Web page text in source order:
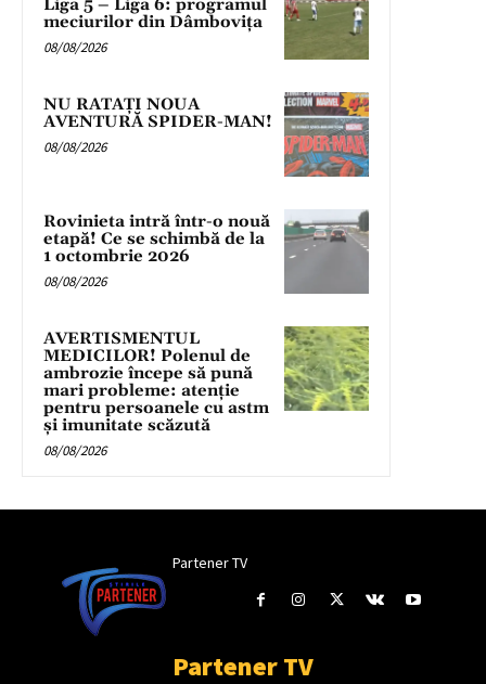
Liga 5 – Liga 6: programul
meciurilor din Dâmbovița
08/08/2026
NU RATAȚI NOUA
AVENTURĂ SPIDER-MAN!
08/08/2026
Rovinieta intră într-o nouă
etapă! Ce se schimbă de la
1 octombrie 2026
08/08/2026
AVERTISMENTUL
MEDICILOR! Polenul de
ambrozie începe să pună
mari probleme: atenție
pentru persoanele cu astm
și imunitate scăzută
08/08/2026
Partener TV
Partener TV